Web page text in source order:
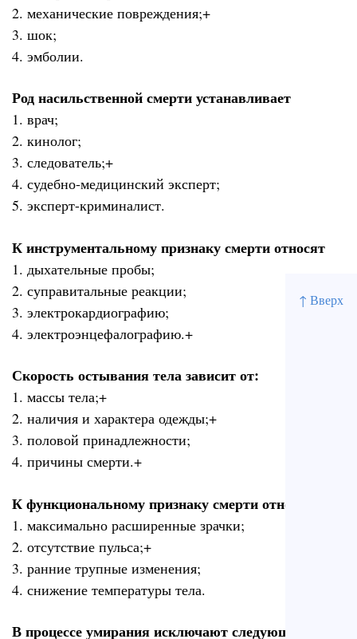
↑ Вверх
2. механические повреждения;+
3. шок;
4. эмболии.
Род насильственной смерти устанавливает
1. врач;
2. кинолог;
3. следователь;+
4. судебно-медицинский эксперт;
5. эксперт-криминалист.
К инструментальному признаку смерти относят
1. дыхательные пробы;
2. суправитальные реакции;
3. электрокардиографию;
4. электроэнцефалографию.+
Скорость остывания тела зависит от:
1. массы тела;+
2. наличия и характера одежды;+
3. половой принадлежности;
4. причины смерти.+
К функциональному признаку смерти относят
1. максимально расширенные зрачки;
2. отсутствие пульса;+
3. ранние трупные изменения;
4. снижение температуры тела.
В процессе умирания исключают следующую